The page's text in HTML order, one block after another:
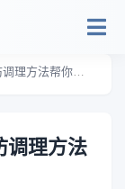
法帮你远离不适
调理方法